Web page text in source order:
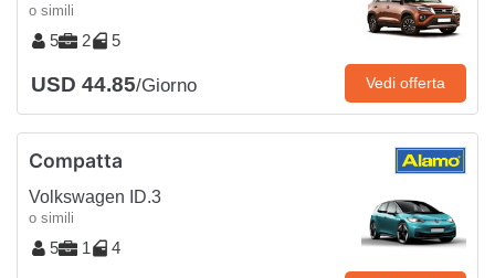
o simili
5 2 5
USD 44.85/Giorno Vedi offerta
Compatta
Volkswagen ID.3
o simili
5 1 4